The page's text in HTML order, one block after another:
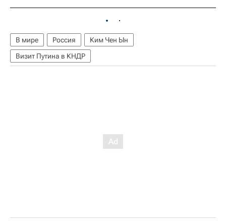
В мире Россия
Ким Чен Ын
Визит Путина в КНДР